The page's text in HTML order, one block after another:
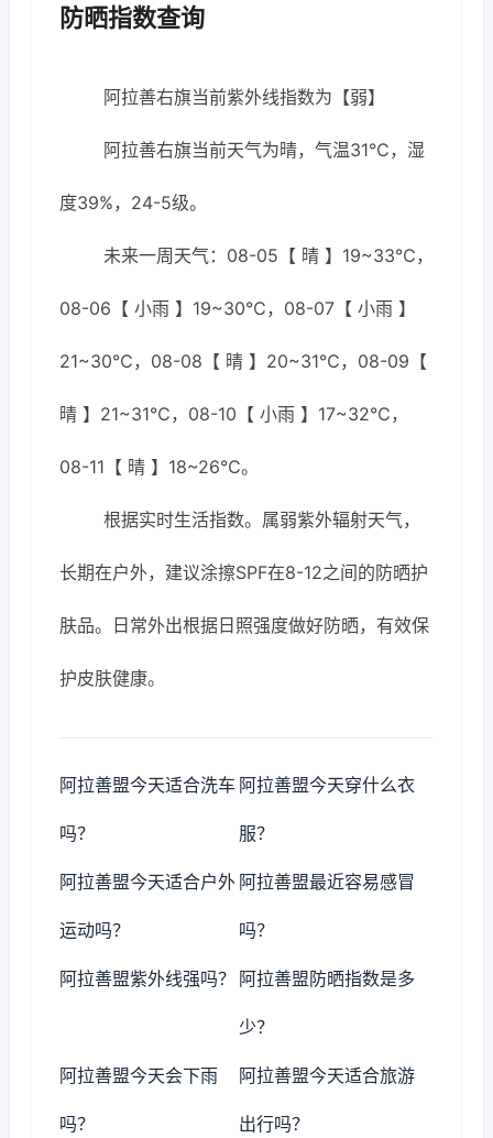
防晒指数查询
阿拉善右旗当前紫外线指数为【弱】
阿拉善右旗当前天气为晴，气温31℃，湿
度39%，24-5级。
未来一周天气：08-05【 晴 】19~33℃，
08-06【 小雨 】19~30℃，08-07【 小雨 】
21~30℃，08-08【 晴 】20~31℃，08-09【
晴 】21~31℃，08-10【 小雨 】17~32℃，
08-11【 晴 】18~26℃。
根据实时生活指数。属弱紫外辐射天气，
长期在户外，建议涂擦SPF在8-12之间的防晒护
肤品。日常外出根据日照强度做好防晒，有效保
护皮肤健康。
阿拉善盟今天适合洗车
吗？
阿拉善盟今天穿什么衣
服？
阿拉善盟今天适合户外
运动吗？
阿拉善盟最近容易感冒
吗？
阿拉善盟紫外线强吗？ 阿拉善盟防晒指数是多
少？
阿拉善盟今天会下雨
吗？
阿拉善盟今天适合旅游
出行吗？